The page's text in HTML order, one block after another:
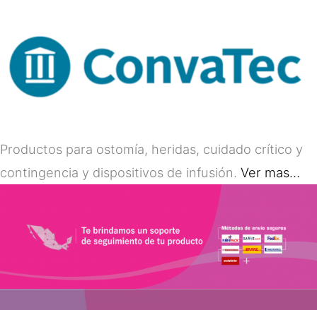
Productos para ostomía, heridas, cuidado crítico y
contingencia y dispositivos de infusión. Ver mas…